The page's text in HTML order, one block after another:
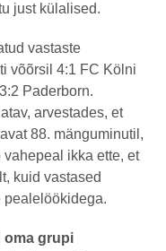
just külalised.
vastaste
võõrsil 4:1 FC Kölni
Paderborn.
arvestades, et
88. mänguminutil,
ikka ette, et
kuid vastased
pealelöökidega.
oma grupi